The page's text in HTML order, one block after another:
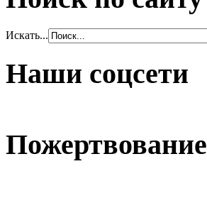
Искать...
Наши соцсети
Пожертвование